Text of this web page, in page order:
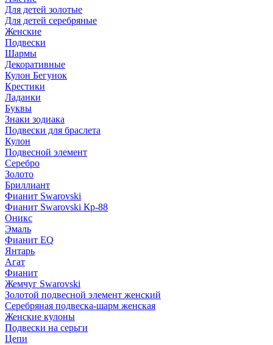
Для детей золотые
Для детей серебряные
Женские
Подвески
Шармы
Декоративные
Кулон Бегунок
Крестики
Ладанки
Буквы
Знаки зодиака
Подвески для браслета
Кулон
Подвесной элемент
Серебро
Золото
Бриллиант
Фианит Swarovski
Фианит Swarovski Кр-88
Оникс
Эмаль
Фианит EQ
Янтарь
Агат
Фианит
Жемчуг Swarovski
Золотой подвесной элемент женcкий
Серебряная подвеска-шарм женская
Женские кулоны
Подвески на серьги
Цепи